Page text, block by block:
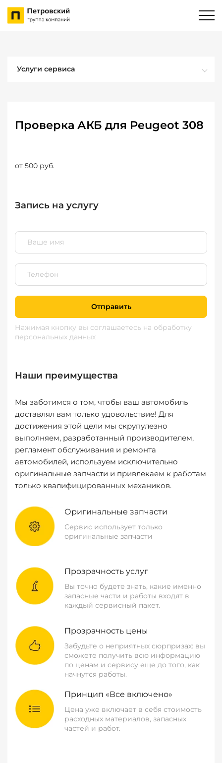
Услуги сервиса
Проверка АКБ для Peugeot 308
от 500 руб.
Запись на услугу
Отправить
Нажимая кнопку вы соглашаетесь на обработку
персональных данных
Наши преимущества
Мы заботимся о том, чтобы ваш автомобиль
доставлял вам только удовольствие! Для
достижения этой цели мы скрупулезно
выполняем, разработанный производителем,
регламент обслуживания и ремонта
автомобилей, используем исключительно
оригинальные запчасти и привлекаем к работам
только квалифицированных механиков.
Оригинальные запчасти
Сервис использует только
оригинальные запчасти
Прозрачность услуг
Вы точно будете знать, какие именно
запасные части и работы входят в
каждый сервисный пакет.
Прозрачность цены
Забудьте о неприятных сюрпризах: вы
сможете получить всю информацию
по ценам и сервису еще до того, как
начнутся работы.
Принцип «Все включено»
Цена уже включает в себя стоимость
расходных материалов, запасных
частей и работ.